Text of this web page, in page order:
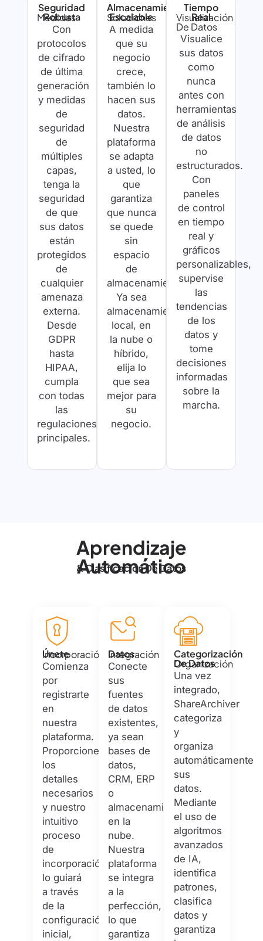
Seguridad
Robusta
Medidas
Con
protocolos
de cifrado
de última
generación
y medidas
de
seguridad
de
múltiples
capas,
tenga la
seguridad
de que
sus datos
están
protegidos
de
cualquier
amenaza
externa.
Desde
GDPR
hasta
HIPAA,
cumpla
con todas
las
regulaciones
principales.
Almacenamiento
Escalable
Soluciones
A medida
que su
negocio
crece,
también lo
hacen sus
datos.
Nuestra
plataforma
se adapta
a usted, lo
que
garantiza
que nunca
se quede
sin
espacio
de
almacenamiento.
Ya sea
almacenamiento
local, en
la nube o
híbrido,
elija lo
que sea
mejor para
su
negocio.
Tiempo
Real
Visualización
De Datos
Visualice
sus datos
como
nunca
antes con
herramientas
de análisis
de datos
no
estructurados.
Con
paneles
de control
en tiempo
real y
gráficos
personalizables,
supervise
las
tendencias
de los
datos y
tome
decisiones
informadas
sobre la
marcha.
Aprendizaje
Automático
& Clasificación De Datos
Únete
Incorporación
Comienza
por
registrarte
en
nuestra
plataforma.
Proporcione
los
detalles
necesarios
y nuestro
intuitivo
proceso
de
incorporación
lo guiará
a través
de la
configuración
inicial,
Datos
Integración
Conecte
sus
fuentes
de datos
existentes,
ya sean
bases de
datos,
CRM, ERP
o
almacenamiento
en la
nube.
Nuestra
plataforma
se integra
a la
perfección,
lo que
garantiza
Categorización
De Datos
Organización
Una vez
integrado,
ShareArchiver
categoriza
y
organiza
automáticamente
sus
datos.
Mediante
el uso de
algoritmos
avanzados
de IA,
identifica
patrones,
clasifica
datos y
garantiza